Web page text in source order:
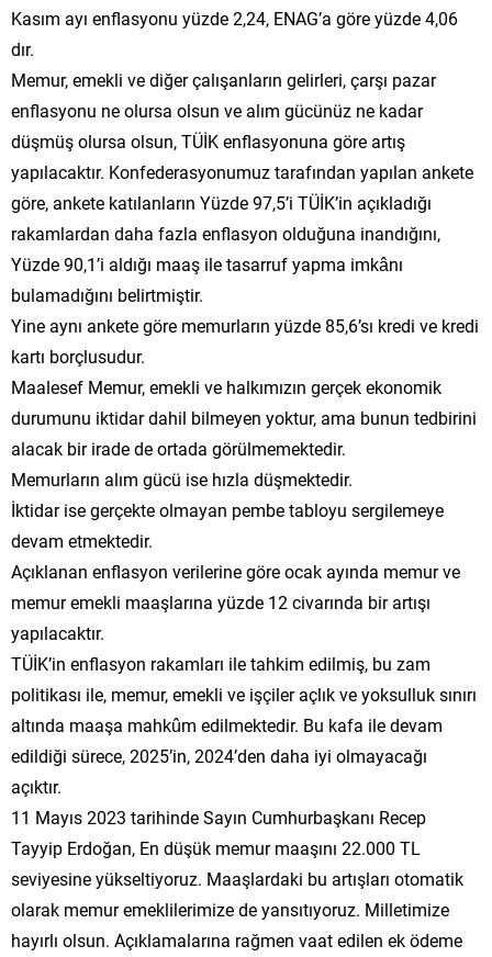
Kasım ayı enflasyonu yüzde 2,24, ENAG’a göre yüzde 4,06
dır.
Memur, emekli ve diğer çalışanların gelirleri, çarşı pazar
enflasyonu ne olursa olsun ve alım gücünüz ne kadar
düşmüş olursa olsun, TÜİK enflasyonuna göre artış
yapılacaktır. Konfederasyonumuz tarafından yapılan ankete
göre, ankete katılanların Yüzde 97,5’i TÜİK’in açıkladığı
rakamlardan daha fazla enflasyon olduğuna inandığını,
Yüzde 90,1’i aldığı maaş ile tasarruf yapma imkânı
bulamadığını belirtmiştir.
Yine aynı ankete göre memurların yüzde 85,6’sı kredi ve kredi
kartı borçlusudur.
Maalesef Memur, emekli ve halkımızın gerçek ekonomik
durumunu iktidar dahil bilmeyen yoktur, ama bunun tedbirini
alacak bir irade de ortada görülmemektedir.
Memurların alım gücü ise hızla düşmektedir.
İktidar ise gerçekte olmayan pembe tabloyu sergilemeye
devam etmektedir.
Açıklanan enflasyon verilerine göre ocak ayında memur ve
memur emekli maaşlarına yüzde 12 civarında bir artışı
yapılacaktır.
TÜİK’in enflasyon rakamları ile tahkim edilmiş, bu zam
politikası ile, memur, emekli ve işçiler açlık ve yoksulluk sınırı
altında maaşa mahkûm edilmektedir. Bu kafa ile devam
edildiği sürece, 2025’in, 2024’den daha iyi olmayacağı
açıktır.
11 Mayıs 2023 tarihinde Sayın Cumhurbaşkanı Recep
Tayyip Erdoğan, En düşük memur maaşını 22.000 TL
seviyesine yükseltiyoruz. Maaşlardaki bu artışları otomatik
olarak memur emeklilerimize de yansıtıyoruz. Milletimize
hayırlı olsun. Açıklamalarına rağmen vaat edilen ek ödeme